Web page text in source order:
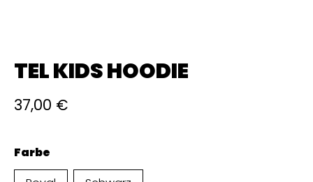
TEL KIDS HOODIE
37,00 €
Farbe